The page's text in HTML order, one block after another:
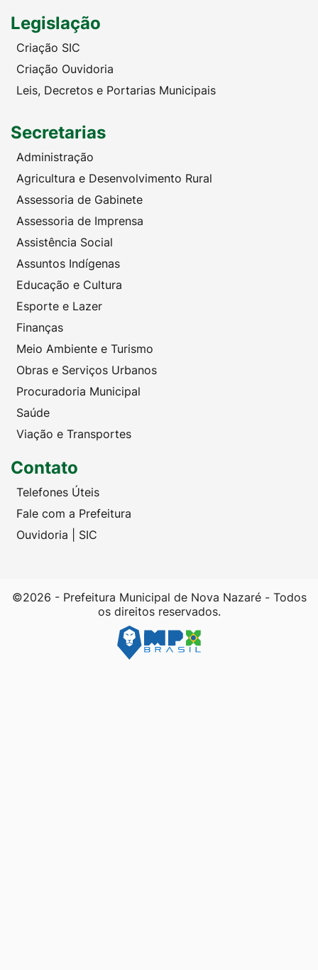
Legislação
Criação SIC
Criação Ouvidoria
Leis, Decretos e Portarias Municipais
Secretarias
Administração
Agricultura e Desenvolvimento Rural
Assessoria de Gabinete
Assessoria de Imprensa
Assistência Social
Assuntos Indígenas
Educação e Cultura
Esporte e Lazer
Finanças
Meio Ambiente e Turismo
Obras e Serviços Urbanos
Procuradoria Municipal
Saúde
Viação e Transportes
Contato
Telefones Úteis
Fale com a Prefeitura
Ouvidoria | SIC
©2026 - Prefeitura Municipal de Nova Nazaré - Todos
os direitos reservados.